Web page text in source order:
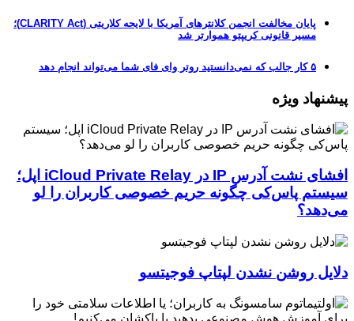
پایان مخالفت انجمن کلانترهای آمریکا با لایحه کلاریتی (CLARITY Act)؛
مسیر قانونی کریپتو هموارتر شد
۵ کار جالب که نمی‌دانستید روتر وای فای شما می‌تواند انجام دهد
پیشنهاد ویژه
افشای نشت آدرس IP در iCloud Private Relay اپل؛
سیستم پاس‌کی چگونه حریم خصوصی کاربران را لو
می‌دهد؟
دلایل روشن نشدن لپتاپ فوجیتسو